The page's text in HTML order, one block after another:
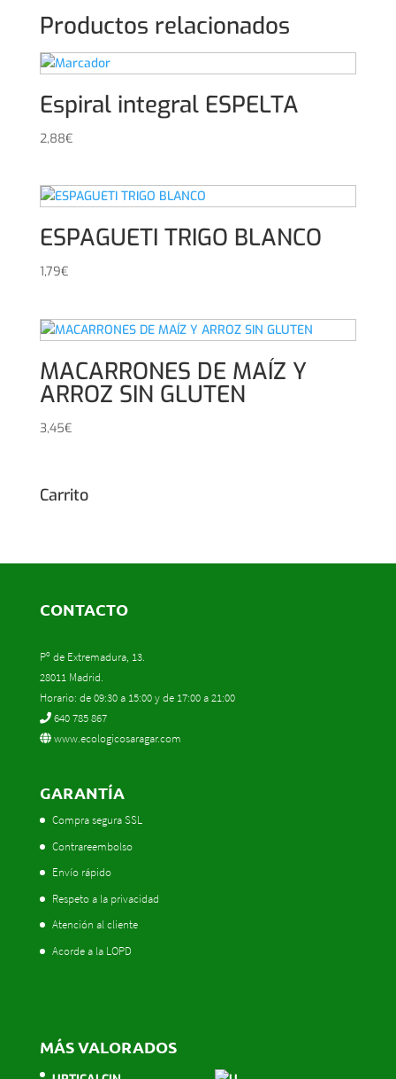
Productos relacionados
Espiral integral ESPELTA
2,88€
ESPAGUETI TRIGO BLANCO
1,79€
MACARRONES DE MAÍZ Y
ARROZ SIN GLUTEN
3,45€
Carrito
CONTACTO
Pº de Extremadura, 13.
28011 Madrid.
Horario: de 09:30 a 15:00 y de 17:00 a 21:00
640 785 867
www.ecologicosaragar.com
GARANTÍA
Compra segura SSL
Contrareembolso
Envío rápido
Respeto a la privacidad
Atención al cliente
Acorde a la LOPD
MÁS VALORADOS